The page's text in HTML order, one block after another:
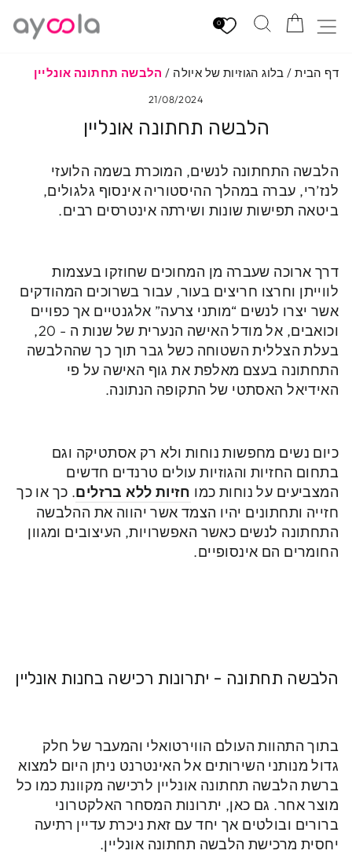
לתוכן
0
חיפוש ניווט באתר
הזמנה
דף הבית / בלוג הגוזיות של איולה / הלבשה תחתונה אונליין
21/08/2024
הלבשה תחתונה אונליין
הלבשה התחתונה לנשים, המוכרת בשמה הלועזי
לנז’רי, עברה במהלך ההיסטוריה אינסוף גלגולים,
ביטאה תפישות שונות ושירתה אינטרסים רבים.
דרך ארוכה שעברה מן המחוכים שחוזקו בעצמות
לווייתן וחרצו חריצים בעור, עבור בשרוכים המהודקים
אשר יצרו לנשים “מותני צרעה” אלגנטיים אך כפויים
וכואבים, אל מודל האישה הנערית של שנות ה - 20,
בעלת הצללית השטוחה כשל גבר תוך כך שההלבשה
התחתונה בעצם מאלפת את גוף האישה על פי
האידיאל האסתטי של התקופה הנתונה.
כיום נשים מחפשות נוחות ולא רק אסתטיקה וגם
בתחום החזיות והגוזיות עולים טרנדים חדשים
המצביעים על נוחות כמו חזיות ללא ברזלים. כך או כך
חזייה ותחתונים יהיו הצמד אשר יהווה את ההלבשה
התחתונה לנשים כאשר האפשרויות, העיצובים ומגוון
החומרים הם אינסופיים.
הלבשה תחתונה - יתרונות רכישה בחנות אונליין
בתוך התהוות העולם הווירטואלי והמעבר של חלק
גדול מנותני השירותים אל האינטרנט ניתן היום למצוא
ברשת הלבשה תחתונה אונליין לרכישה מקוונת כמו כל
מוצר אחר. גם כאן, יתרונות המסחר האלקטרוני
ברורים ובולטים אך יחד עם זאת ניכרת עדיין רתיעה
יחסית מרכישת הלבשה תחתונה אונליין.